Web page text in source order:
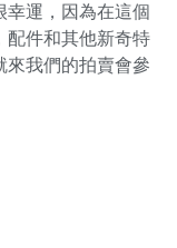
運，因為在這個
配件和其他新奇特
來我們的拍賣會參